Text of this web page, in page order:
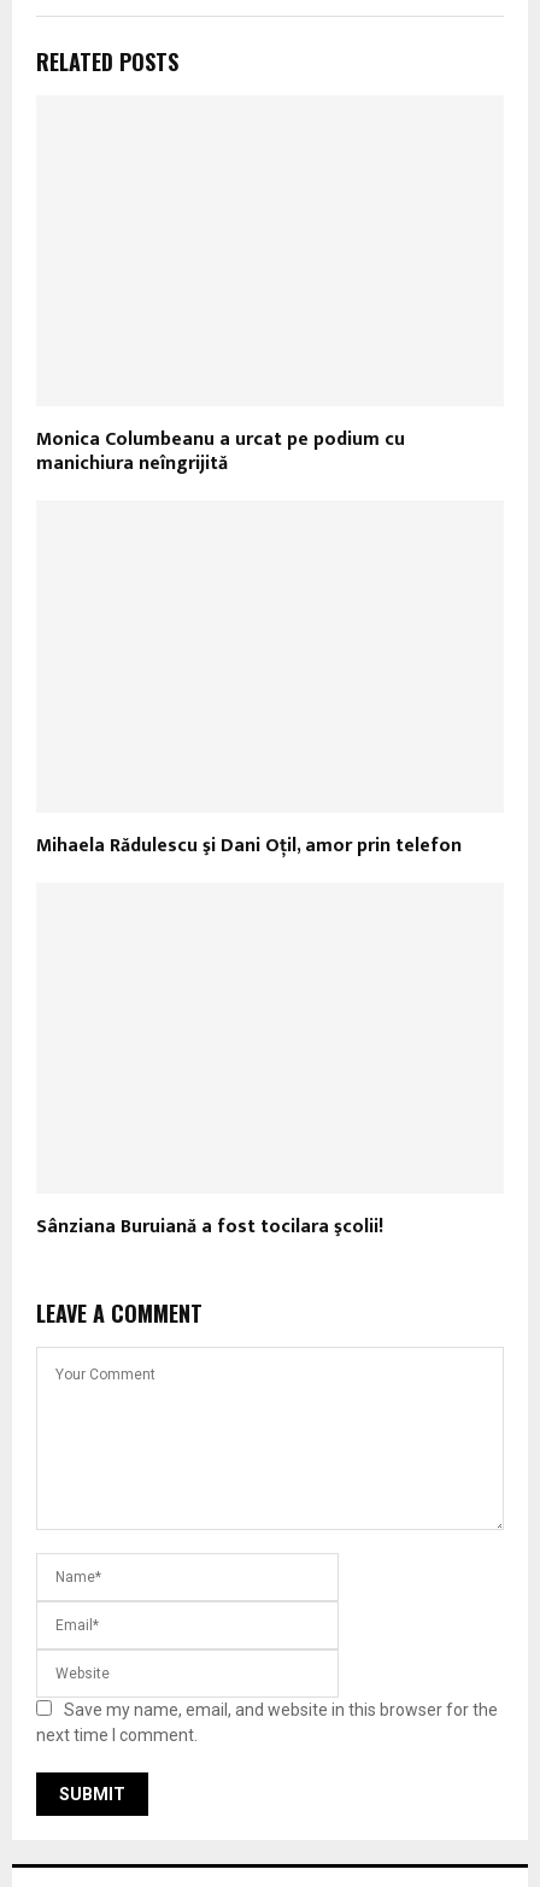
RELATED POSTS
Monica Columbeanu a urcat pe podium cu
manichiura neîngrijită
Mihaela Rădulescu şi Dani Oţil, amor prin telefon
Sânziana Buruiană a fost tocilara şcolii!
LEAVE A COMMENT
Save my name, email, and website in this browser for the
next time I comment.